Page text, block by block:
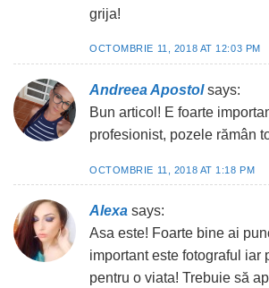
grija!
OCTOMBRIE 11, 2018 AT 12:03 PM
Andreea Apostol says:
Bun articol! E foarte
profesionist, pozele rămân
OCTOMBRIE 11, 2018 AT 1:18 PM
Alexa says:
Asa este! Foarte bine ai
important este fotograful iar
pentru o viata! Trebuie să